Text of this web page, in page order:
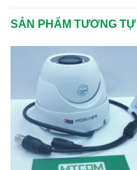
SẢN PHẨM TƯƠNG TỰ